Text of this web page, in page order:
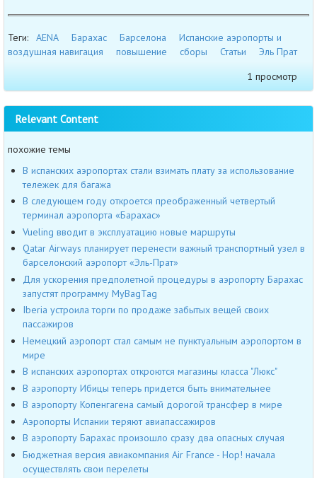
Теги: AENA Барахас Барселона
Испанские аэропорты и
воздушная навигация
повышение сборы Статьи
Эль Прат
1 просмотр
Relevant Content
похожие темы
В испанских аэропортах стали взимать плату за использование
тележек для багажа
В следующем году откроется преображенный четвертый
терминал аэропорта «Барахас»
Vueling вводит в эксплуатацию новые маршруты
Qatar Airways планирует перенести важный транспортный узел в
барселонский аэропорт «Эль-Прат»
Для ускорения предполетной процедуры в аэропорту Барахас
запустят программу MyBagTag
Iberia устроила торги по продаже забытых вещей своих
пассажиров
Немецкий аэропорт стал самым не пунктуальным аэропортом в
мире
В испанских аэропортах откроются магазины класса "Люкс"
В аэропорту Ибицы теперь придется быть внимательнее
В аэропорту Копенгагена самый дорогой трансфер в мире
Аэропорты Испании теряют авиапассажиров
В аэропорту Барахас произошло сразу два опасных случая
Бюджетная версия авиакомпания Air France - Hop! начала
осуществлять свои перелеты